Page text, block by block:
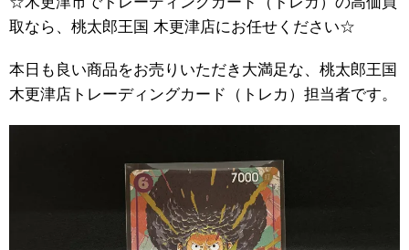
取なら、桃太郎王国 木更津店にお任せください☆
本日も良い商品をお売りいただき大満足な、桃太郎王国
木更津店トレーディングカード（トレカ）担当者です。